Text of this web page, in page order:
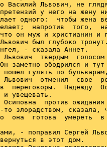
Василий Львович, не
у него на жену
одного:  чтобы жена
напротив  того,
он муж и христианин и
был глубоко
- сказала Аннет.
Львович  твердым
заметно ободрился и
пошел гулять по
Львович  отменил  свое
переговоры.  Надежду
и увещевать.
Осиповна  против
то злорадством, сказала,
она  готова  умереть
- поправил Сергей
в этот дом.